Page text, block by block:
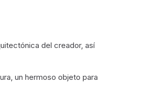
del creador, así
un hermoso objeto para